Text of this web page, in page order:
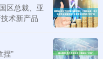
区总裁、亚
术新产品
捏”